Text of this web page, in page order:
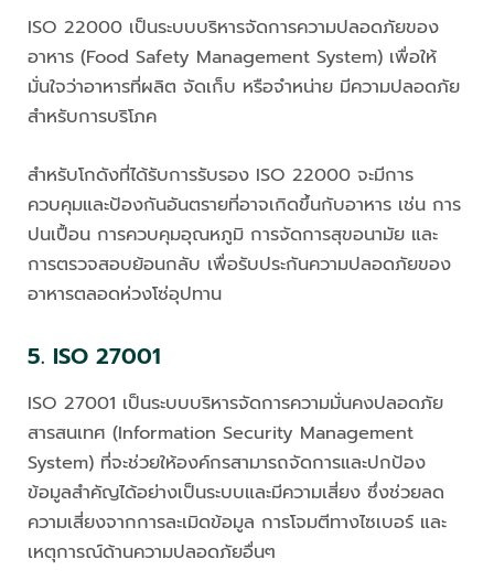
ISO 22000 เป็นระบบบริหารจัดการความปลอดภัยของ
อาหาร (Food Safety Management System) เพื่อให้
มั่นใจว่าอาหารที่ผลิต จัดเก็บ หรือจำหน่าย มีความปลอดภัย
สำหรับการบริโภค
สำหรับโกดังที่ได้รับการรับรอง ISO 22000 จะมีการ
ควบคุมและป้องกันอันตรายที่อาจเกิดขึ้นกับอาหาร เช่น การ
ปนเปื้อน การควบคุมอุณหภูมิ การจัดการสุขอนามัย และ
การตรวจสอบย้อนกลับ เพื่อรับประกันความปลอดภัยของ
อาหารตลอดห่วงโซ่อุปทาน
5. ISO 27001
ISO 27001 เป็นระบบบริหารจัดการความมั่นคงปลอดภัย
สารสนเทศ (Information Security Management
System) ที่จะช่วยให้องค์กรสามารถจัดการและปกป้อง
ข้อมูลสำคัญได้อย่างเป็นระบบและมีความเสี่ยง ซึ่งช่วยลด
ความเสี่ยงจากการละเมิดข้อมูล การโจมตีทางไซเบอร์ และ
เหตุการณ์ด้านความปลอดภัยอื่นๆ